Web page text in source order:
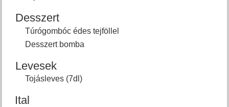
Desszert
Túrógombóc édes tejföllel
Desszert bomba
Levesek
Tojásleves (7dl)
Ital